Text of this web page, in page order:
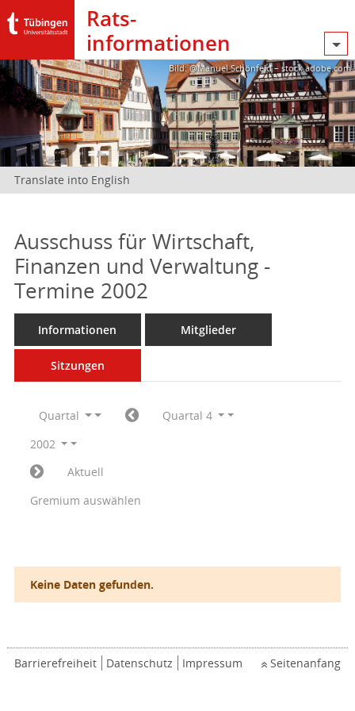
Rats­
informationen
Bild: @Manuel Schönfeld – stock.adobe.com
Translate into English
Ausschuss für Wirtschaft,
Finanzen und Verwaltung -
Termine 2002
Informationen Mitglieder
Sitzungen
Quartal
Quartal 4
2002
Aktuell
Gremium auswählen
Keine Daten gefunden.
Barrierefreiheit Datenschutz Impressum Seitenanfang